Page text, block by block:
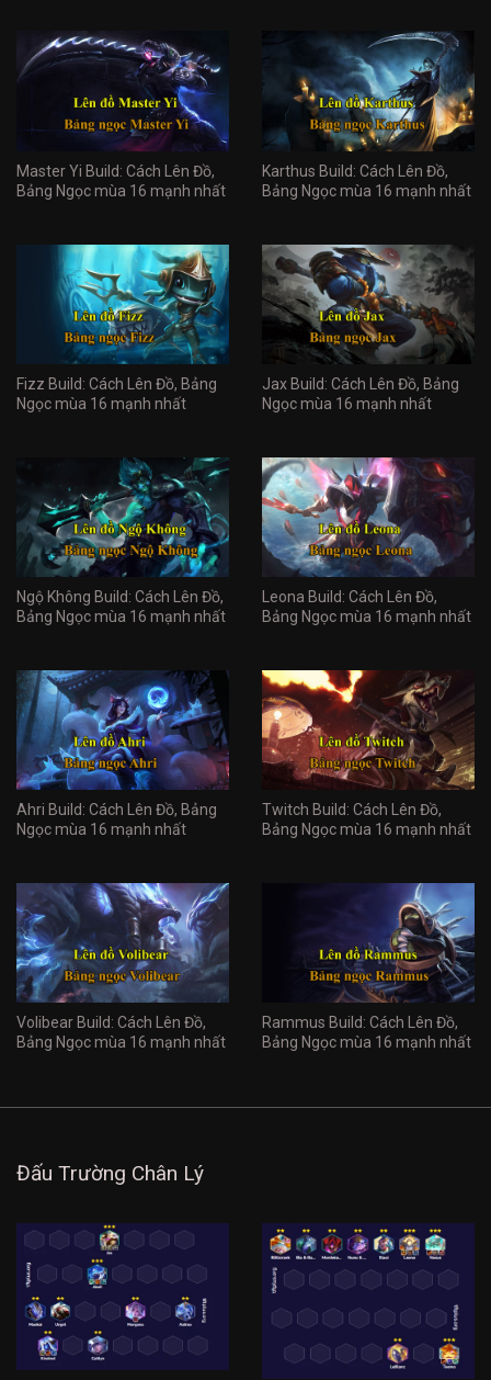
Master Yi Build: Cách Lên Đồ,
Bảng Ngọc mùa 16 mạnh nhất
Karthus Build: Cách Lên Đồ,
Bảng Ngọc mùa 16 mạnh nhất
Fizz Build: Cách Lên Đồ, Bảng
Ngọc mùa 16 mạnh nhất
Jax Build: Cách Lên Đồ, Bảng
Ngọc mùa 16 mạnh nhất
Ngộ Không Build: Cách Lên Đồ,
Bảng Ngọc mùa 16 mạnh nhất
Leona Build: Cách Lên Đồ,
Bảng Ngọc mùa 16 mạnh nhất
Ahri Build: Cách Lên Đồ, Bảng
Ngọc mùa 16 mạnh nhất
Twitch Build: Cách Lên Đồ,
Bảng Ngọc mùa 16 mạnh nhất
Volibear Build: Cách Lên Đồ,
Bảng Ngọc mùa 16 mạnh nhất
Rammus Build: Cách Lên Đồ,
Bảng Ngọc mùa 16 mạnh nhất
Đấu Trường Chân Lý